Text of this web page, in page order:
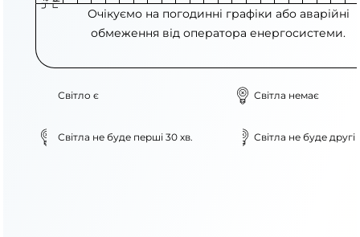
Очікуємо на погодинні графіки або аварійні
обмеження від оператора енергосистеми.
Світло є Світла немає
Світла не буде перші 30 хв. Світла не буде другі